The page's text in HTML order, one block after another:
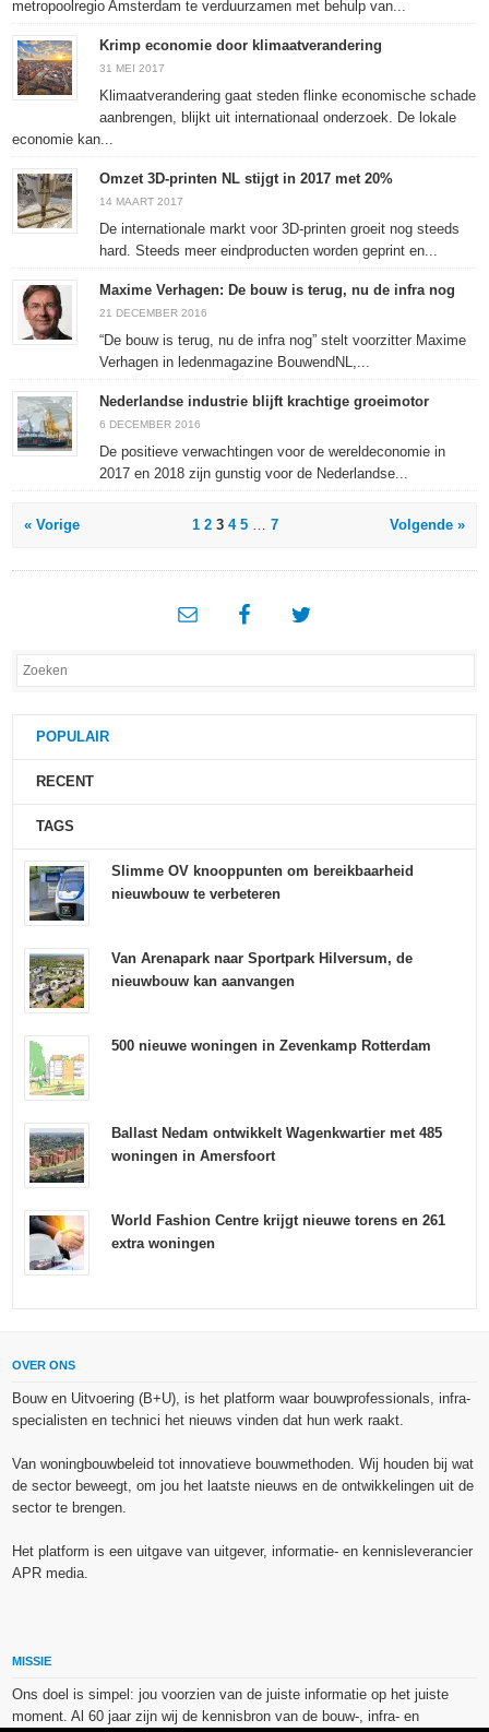
metropoolregio Amsterdam te verduurzamen met behulp van...
Krimp economie door klimaatverandering
31 MEI 2017
Klimaatverandering gaat steden flinke economische schade
aanbrengen, blijkt uit internationaal onderzoek. De lokale
economie kan...
Omzet 3D-printen NL stijgt in 2017 met 20%
14 MAART 2017
De internationale markt voor 3D-printen groeit nog steeds
hard. Steeds meer eindproducten worden geprint en...
Maxime Verhagen: De bouw is terug, nu de infra nog
21 DECEMBER 2016
“De bouw is terug, nu de infra nog” stelt voorzitter Maxime
Verhagen in ledenmagazine BouwendNL,...
Nederlandse industrie blijft krachtige groeimotor
6 DECEMBER 2016
De positieve verwachtingen voor de wereldeconomie in
2017 en 2018 zijn gunstig voor de Nederlandse...
« Vorige 1 2 3 4 5 … 7 Volgende »
POPULAIR
RECENT
TAGS
Slimme OV knooppunten om bereikbaarheid
nieuwbouw te verbeteren
Van Arenapark naar Sportpark Hilversum, de
nieuwbouw kan aanvangen
500 nieuwe woningen in Zevenkamp Rotterdam
Ballast Nedam ontwikkelt Wagenkwartier met 485
woningen in Amersfoort
World Fashion Centre krijgt nieuwe torens en 261
extra woningen
OVER ONS
Bouw en Uitvoering (B+U), is het platform waar bouwprofessionals, infra-
specialisten en technici het nieuws vinden dat hun werk raakt.
Van woningbouwbeleid tot innovatieve bouwmethoden. Wij houden bij wat
de sector beweegt, om jou het laatste nieuws en de ontwikkelingen uit de
sector te brengen.
Het platform is een uitgave van uitgever, informatie- en kennisleverancier
APR media.
MISSIE
Ons doel is simpel: jou voorzien van de juiste informatie op het juiste
moment. Al 60 jaar zijn wij de kennisbron van de bouw-, infra- en